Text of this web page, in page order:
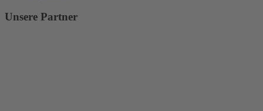
Unsere Partner